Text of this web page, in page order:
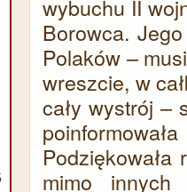
wybuchu II
Borowca.
Polaków –
wreszcie, w
cały wystrój –
mimo